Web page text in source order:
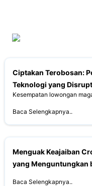
Ciptakan Terobosan:
Teknologi yang
Kesempatan lowongan
Baca Selengkapnya..
Menguak Keajaiban
yang Menguntungkan
Baca Selengkapnya..